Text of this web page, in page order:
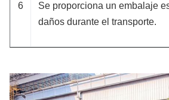
6
Se proporciona un embalaje
daños durante el transporte.